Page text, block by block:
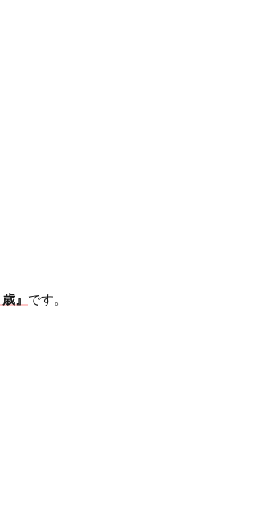
』 です。